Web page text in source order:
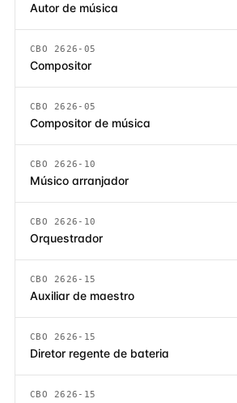
Autor de música
CBO 2626-05
Compositor
CBO 2626-05
Compositor de música
CBO 2626-10
Músico arranjador
CBO 2626-10
Orquestrador
CBO 2626-15
Auxiliar de maestro
CBO 2626-15
Diretor regente de bateria
CBO 2626-15